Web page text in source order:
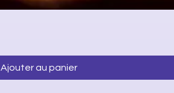
Ajouter au panier